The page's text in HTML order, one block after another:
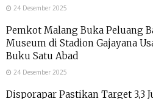
24 Desember 2025
Pemkot Malang Buka Peluang
Museum di Stadion Gajayana
Buku Satu Abad
24 Desember 2025
Disporapar Pastikan Target 3,3